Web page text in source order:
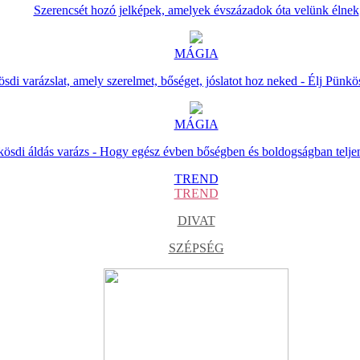
Szerencsét hozó jelképek, amelyek évszázadok óta velünk élnek
MÁGIA
varázslat, amely szerelmet, bőséget, jóslatot hoz neked - Élj
MÁGIA
áldás varázs - Hogy egész évben bőségben és boldogságban
TREND
TREND
DIVAT
SZÉPSÉG